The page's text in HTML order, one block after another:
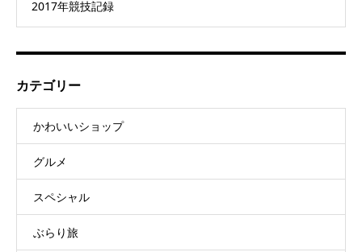
2017年競技記録
カテゴリー
かわいいショップ
グルメ
スペシャル
ぶらり旅